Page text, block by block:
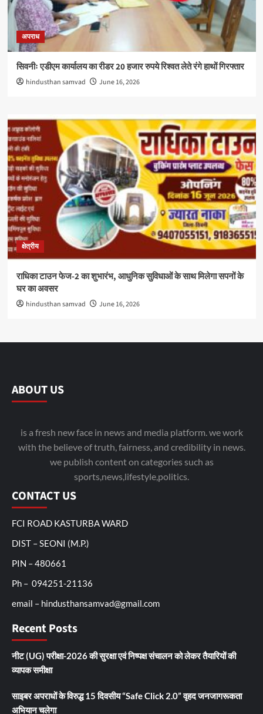
अपराध
सिवनीः एडीएम कार्यालय का रीडर 20 हजार रुपये रिश्वत लेते रंगे हाथों गिरफ्तार
hindusthan samvad June 16, 2026
क्षेत्रीय
राधिका टाउन फेज-2 का शुभारंभ, आधुनिक सुविधाओं के साथ मिलेगा सपनों के
घर का अवसर
hindusthan samvad June 16, 2026
ABOUT US
is a fresh new face in news and media platform. we work
with the believe of truth, fairness, and credibility in news.
we publish content on categories such as
sports,news,lifestyle,politics.
CONTACT US
FCI ROAD KASTURBA WARD
DIST – SEONI (M.P.)
PIN – 480661
Ph – 094251-21136
email – hindusthansamvad@gmail.com
Recent Posts
नीट (UG) परीक्षा-2026 की सुरक्षा एवं निष्पक्ष संचालन को लेकर तैयारियों की
व्यापक समीक्षा
साइबर अपराधों के विरुद्ध 15 दिवसीय “Safe Click 2.0” वृहद जनजागरूकता
अभियान चलेगा